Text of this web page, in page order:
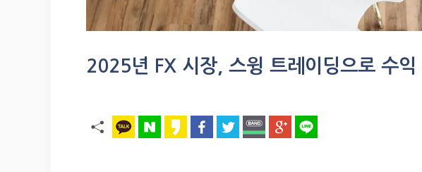
2025년 FX 시장, 스윙 트레이딩으로 수